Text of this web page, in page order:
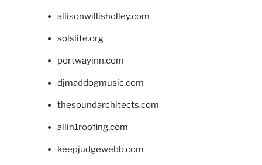
allisonwillisholley.com
solslite.org
portwayinn.com
djmaddogmusic.com
thesoundarchitects.com
allin1roofing.com
keepjudgewebb.com